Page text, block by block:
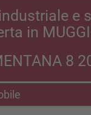
e
in
8